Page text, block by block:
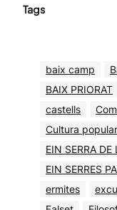
Tags
baix camp
BAIX PRIORAT
castells
Cultura popular
EIN SERRA DE
EIN SERRES
ermites